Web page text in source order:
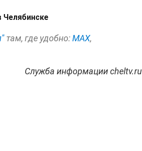
Челябинске
там, где удобно:МАХ,
Служба информации cheltv.ru